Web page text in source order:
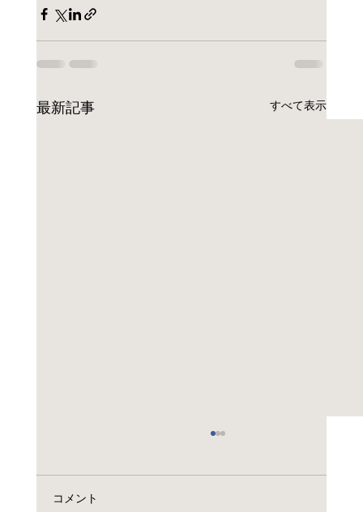
最新記事 すべて表示
コメント